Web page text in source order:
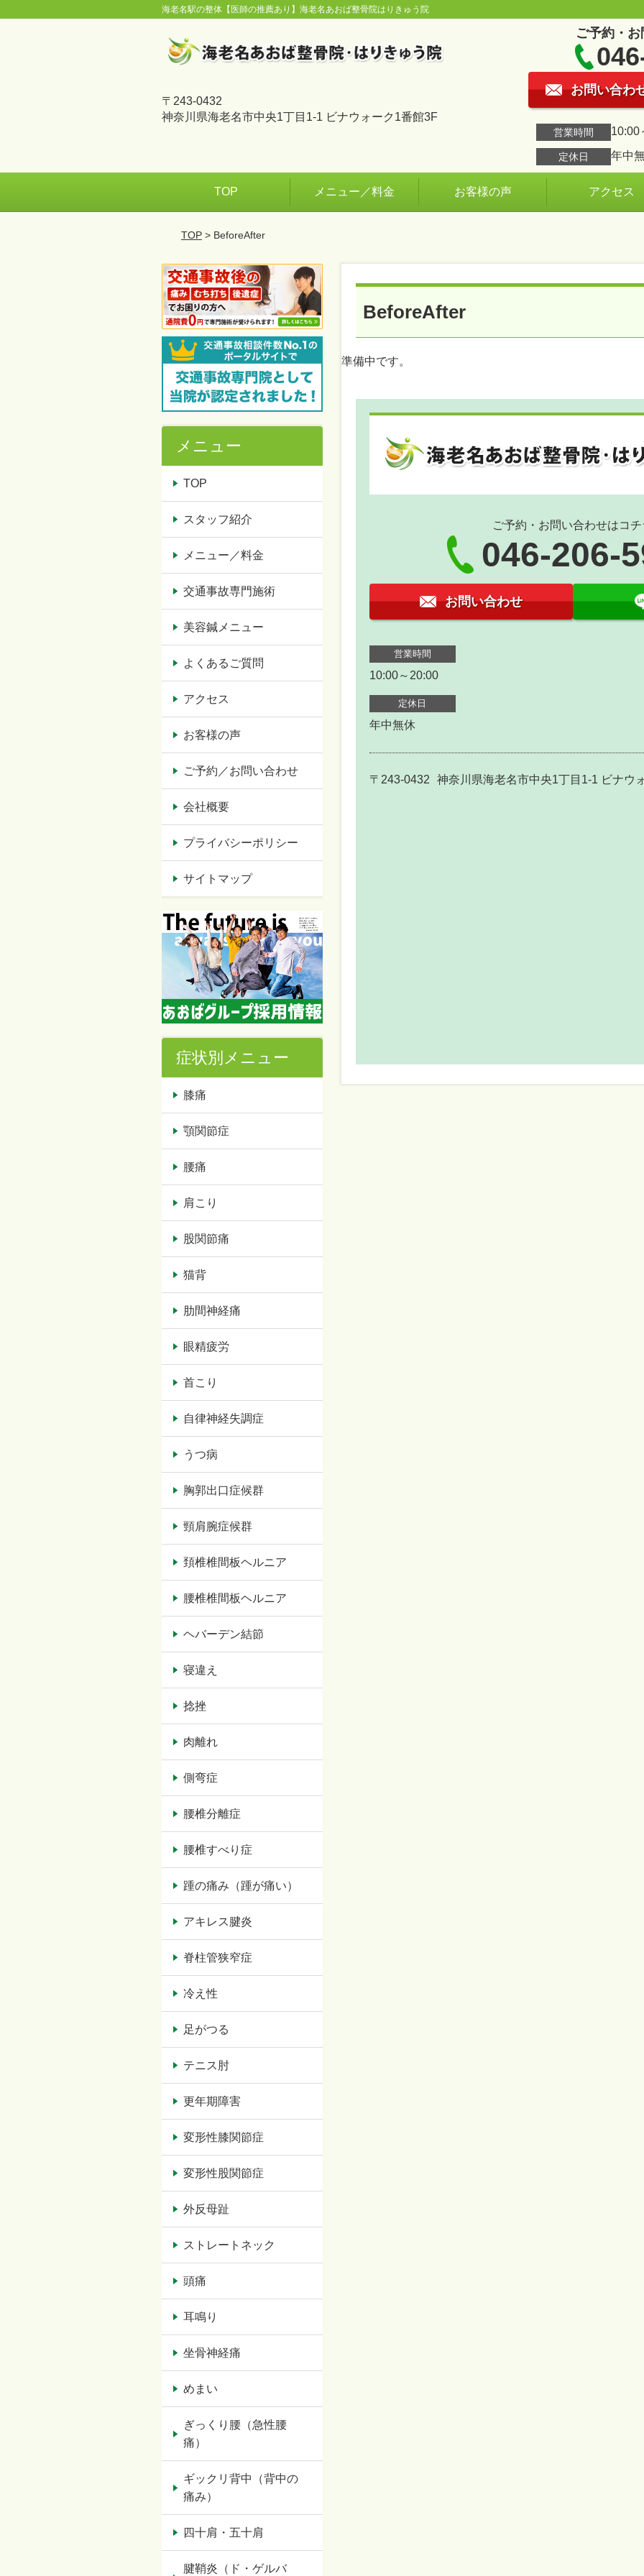
海老名駅の整体【医師の推薦あり】海老名あおば整骨院はりきゅう院
〒243-0432
神奈川県海老名市中央1丁目1-1 ビナウォーク1番館3F
ご予約・
お問い合わ
営業時間 10:00
定休日 年中
TOP メニュー／料金 お客様の声 アクセス
TOP> BeforeAfter
BeforeAfter
準備中です。
ご予約・お問い合わせはコチ
046-206-
お問い合わせ
営業時間
10:00～20:00
定休日
年中無休
〒243-0432 神奈川県海老名市中央1丁目1-1 ビナウ
メニュー
TOP
スタッフ紹介
メニュー／料金
交通事故専門施術
美容鍼メニュー
よくあるご質問
アクセス
お客様の声
ご予約／お問い合わせ
会社概要
プライバシーポリシー
サイトマップ
症状別メニュー
膝痛
顎関節症
腰痛
肩こり
股関節痛
猫背
肋間神経痛
眼精疲労
首こり
自律神経失調症
うつ病
胸郭出口症候群
頸肩腕症候群
頚椎椎間板ヘルニア
腰椎椎間板ヘルニア
ヘバーデン結節
寝違え
捻挫
肉離れ
側弯症
腰椎分離症
腰椎すべり症
踵の痛み（踵が痛い）
アキレス腱炎
脊柱管狭窄症
冷え性
足がつる
テニス肘
更年期障害
変形性膝関節症
変形性股関節症
外反母趾
ストレートネック
頭痛
耳鳴り
坐骨神経痛
めまい
ぎっくり腰（急性腰
痛）
ギックリ背中（背中の
痛み）
四十肩・五十肩
腱鞘炎（ド・ゲルバ